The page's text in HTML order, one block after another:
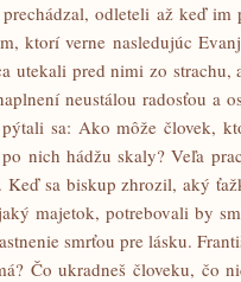
odleteli až keď im
ktorí verne nasledujúc
utekali pred nimi zo
neustálou radosťou a
sa: Ako môže človek,
nich hádžu skaly? Veľa
Keď sa biskup zhrozil, aký
majetok, potrebovali by
smrťou pre lásku.
Čo ukradneš človeku, čo